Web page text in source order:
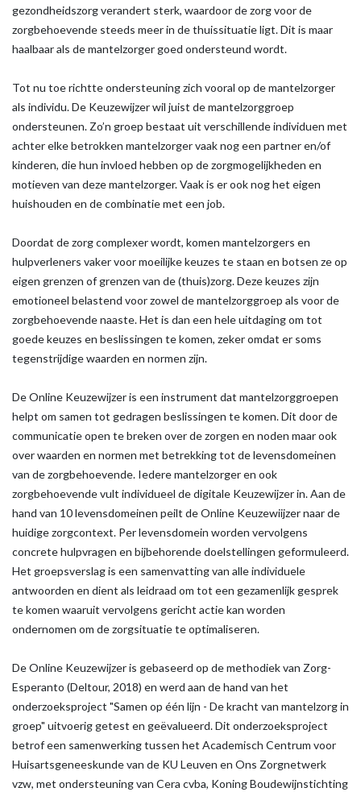
gezondheidszorg verandert sterk, waardoor de zorg voor de
zorgbehoevende steeds meer in de thuissituatie ligt. Dit is maar
haalbaar als de mantelzorger goed ondersteund wordt.
Tot nu toe richtte ondersteuning zich vooral op de mantelzorger
als individu. De Keuzewijzer wil juist de mantelzorggroep
ondersteunen. Zo’n groep bestaat uit verschillende individuen met
achter elke betrokken mantelzorger vaak nog een partner en/of
kinderen, die hun invloed hebben op de zorgmogelijkheden en
motieven van deze mantelzorger. Vaak is er ook nog het eigen
huishouden en de combinatie met een job.
Doordat de zorg complexer wordt, komen mantelzorgers en
hulpverleners vaker voor moeilijke keuzes te staan en botsen ze op
eigen grenzen of grenzen van de (thuis)zorg. Deze keuzes zijn
emotioneel belastend voor zowel de mantelzorggroep als voor de
zorgbehoevende naaste. Het is dan een hele uitdaging om tot
goede keuzes en beslissingen te komen, zeker omdat er soms
tegenstrijdige waarden en normen zijn.
De Online Keuzewijzer is een instrument dat mantelzorggroepen
helpt om samen tot gedragen beslissingen te komen. Dit door de
communicatie open te breken over de zorgen en noden maar ook
over waarden en normen met betrekking tot de levensdomeinen
van de zorgbehoevende. Iedere mantelzorger en ook
zorgbehoevende vult individueel de digitale Keuzewijzer in. Aan de
hand van 10 levensdomeinen peilt de Online Keuzewiijzer naar de
huidige zorgcontext. Per levensdomein worden vervolgens
concrete hulpvragen en bijbehorende doelstellingen geformuleerd.
Het groepsverslag is een samenvatting van alle individuele
antwoorden en dient als leidraad om tot een gezamenlijk gesprek
te komen waaruit vervolgens gericht actie kan worden
ondernomen om de zorgsituatie te optimaliseren.
De Online Keuzewijzer is gebaseerd op de methodiek van Zorg-
Esperanto (Deltour, 2018) en werd aan de hand van het
onderzoeksproject "Samen op één lijn - De kracht van mantelzorg in
groep" uitvoerig getest en geëvalueerd. Dit onderzoeksproject
betrof een samenwerking tussen het Academisch Centrum voor
Huisartsgeneeskunde van de KU Leuven en Ons Zorgnetwerk
vzw, met ondersteuning van Cera cvba, Koning Boudewijnstichting